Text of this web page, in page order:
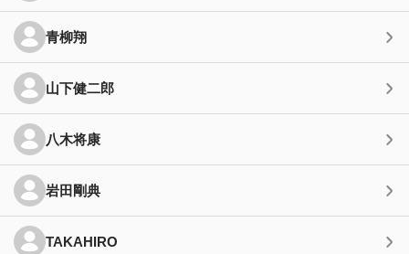
青柳翔
山下健二郎
八木将康
岩田剛典
TAKAHIRO